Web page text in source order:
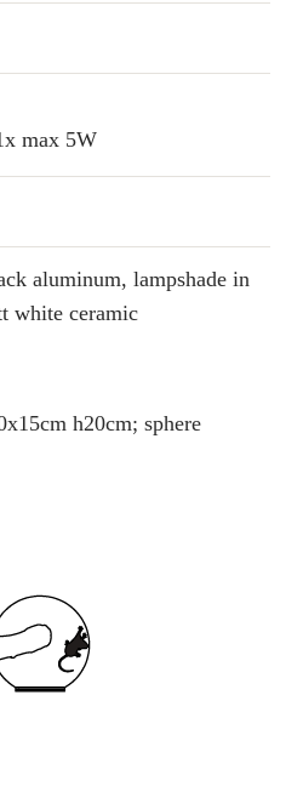
max 5W
aluminum, lampshade in
white ceramic
h20cm; sphere